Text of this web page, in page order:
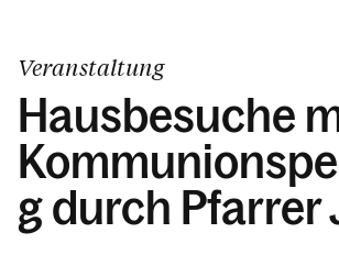
Kalender
Kontakt
Veranstaltung
Hausbesuche
g durch Pfarrer